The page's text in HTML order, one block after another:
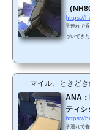
（
https://
子連れで
づいてき
の記事は
配置にな
マイル、ときど
ANA：
ティシ
https://
子連れで